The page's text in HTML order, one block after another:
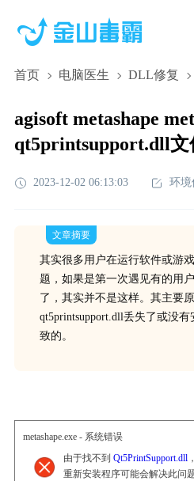
首页 电脑医生 DLL修复
agisoft metashape
qt5printsupport.dll
2023-12-02 06:13:03 环境
文章摘要
其实很多用户在运行软件或游
题，如果是第一次遇见有的用
了，其实并不是这样。其主要
qt5printsupport.dll丢失了或没
致的。
metashape.exe - 系统错误
由于找不到 Qt5PrintSupport.dll
重新安装程序可能会解决此问题